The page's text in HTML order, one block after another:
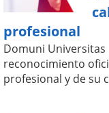
profesional
Domuni
reconocimiento
profesional y de su